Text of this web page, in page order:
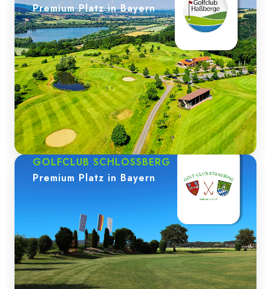
Premium Platz in Bayern
GOLFCLUB SCHLOSSBERG
Premium Platz in Bayern